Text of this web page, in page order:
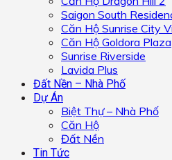
Saigon South
Căn Hộ Sunrise City
Căn Hộ Goldora Plaza
Sunrise Riverside
Lavida Plus
Đất Nền – Nhà Phố
Dự Án
Biệt Thự – Nhà Phố
Căn Hộ
Đất Nền
Tin Tức